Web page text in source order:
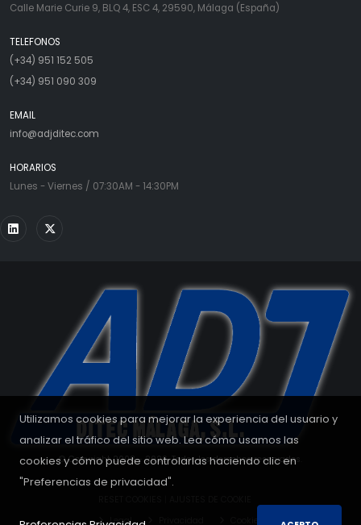
Utilizamos cookies para mejorar la experiencia del usuario y
analizar el tráfico del sitio web. Lea cómo usamos las
cookies y cómo puede controlarlas haciendo clic en
"Preferencias de privacidad".
Calle Marie Curie 9, BLQ 4, ESC 4, 29590, Málaga (España)
TELEFONOS
(+34) 951 152 505
(+34) 951 090 309
EMAIL
info@adjditec.com
HORARIOS
Lunes - Viernes / 07:30AM - 14:30PM
© Copyright 2008 - 2026. Todos los derechos reservados.
Legal